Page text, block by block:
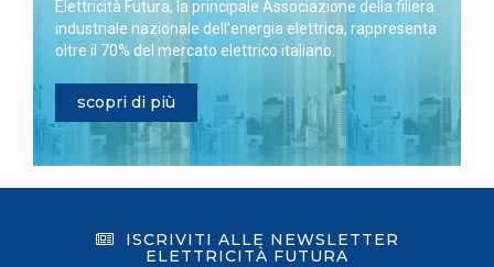
Elettricità Futura, la principale Associazione della filiera
industriale nazionale dell’energia elettrica, rappresenta
oltre il 70% del mercato elettrico italiano.
scopri di più
ISCRIVITI ALLE NEWSLETTER
ELETTRICITÀ FUTURA